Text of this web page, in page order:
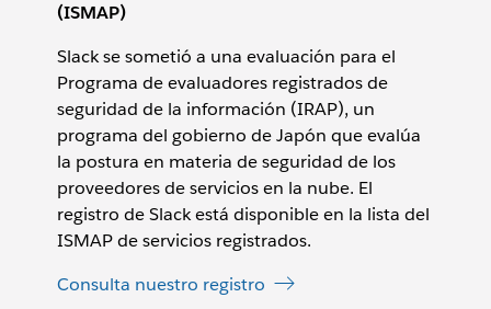
(ISMAP)
Slack se sometió a una evaluación para el
Programa de evaluadores registrados de
seguridad de la información (IRAP), un
programa del gobierno de Japón que evalúa
la postura en materia de seguridad de los
proveedores de servicios en la nube. El
registro de Slack está disponible en la lista del
ISMAP de servicios registrados.
Consulta nuestro registro